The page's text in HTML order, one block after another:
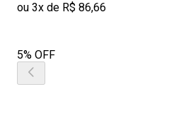
ou 3x de R$ 86,66
5% OFF